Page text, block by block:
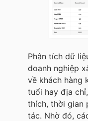
Phân tích dữ
doanh nghiệp
về khách hàng
tuổi hay địa
thích, thời gian
tác. Nhờ đó,